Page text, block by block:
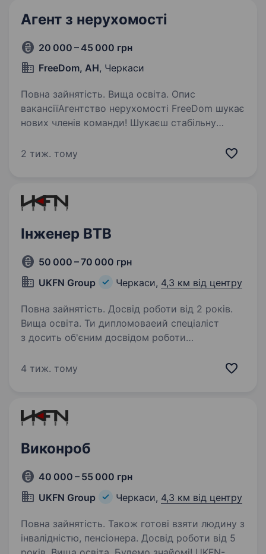
Агент з нерухомості
20 000 – 45 000 грн
FreeDom, АН, Черкаси
Повна зайнятість. Вища освіта. Опис
вакансіїАгентство нерухомості FreeDom шукає
нових членів команди! Шукаєш стабільну
та розвитку? Приєднуйся до FreeDom —
2 тиж. тому
Інженер ВТВ
50 000 – 70 000 грн
UKFN Group
Черкаси, 4,3 км від центру
Повна зайнятість. Досвід роботи від 2 років.
Вища освіта. Ти дипломоваеий спеціаліст
з досить об'єним досвідом роботи
не прив’язаним до графіку роботи — тоді тобі
4 тиж. тому
Виконроб
40 000 – 55 000 грн
UKFN Group
Черкаси, 4,3 км від центру
Повна зайнятість. Також готові взяти людину з
інвалідністю, пенсіонера. Досвід роботи від 5